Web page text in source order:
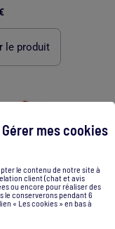
Gérer mes cookies
le contenu de notre site à
client (chat et avis
ou encore pour réaliser des
le conserverons pendant 6
« Les cookies » en bas à
le produit